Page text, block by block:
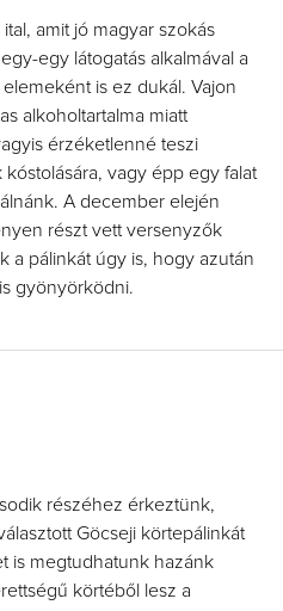
amit jó magyar szokás
egy látogatás alkalmával a
is ez dukál. Vajon
alkoholtartalma miatt
érzéketlenné teszi
vagy épp egy falat
A december elején
részt vett versenyzők
a pálinkát úgy is, hogy azután
gyönyörködni.
részéhez érkeztünk,
Göcseji körtepálinkát
is megtudhatunk hazánk
körtéből lesz a